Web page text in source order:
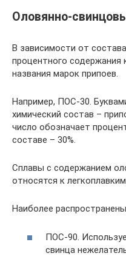
Оловянно-
В зависимости от
процентного содержания
названия марок припоев.
Например, ПОС-30.
химический состав –
число обозначает
составе – 30%.
Сплавы с содержанием
относятся к
Наиболее
ПОС-90.
свинца